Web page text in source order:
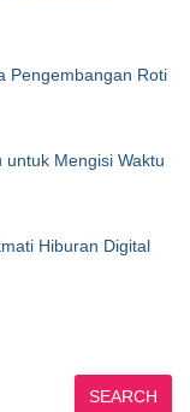
Pengembangan Roti
Mengisi Waktu
Hiburan Digital
SEARCH